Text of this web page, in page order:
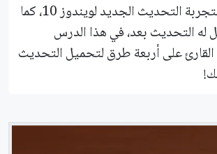
الجميع متشوق لتجربة التحديث الجديد لويندوز 10، كما
له التحديث بعد، في هذا الدرس
على أربعة طرق لتحميل التحديث